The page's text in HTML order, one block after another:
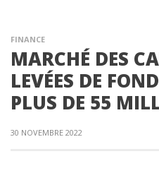
FINANCE
MARCHÉ DES
LEVÉES DE
PLUS DE 55
30 NOVEMBRE 2022